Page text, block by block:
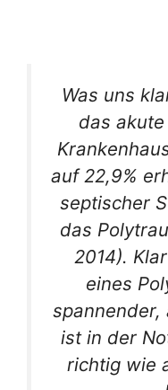
Was uns
das
auf 22,9%
septischer
das
2014).
eines
ist in der
richtig wie